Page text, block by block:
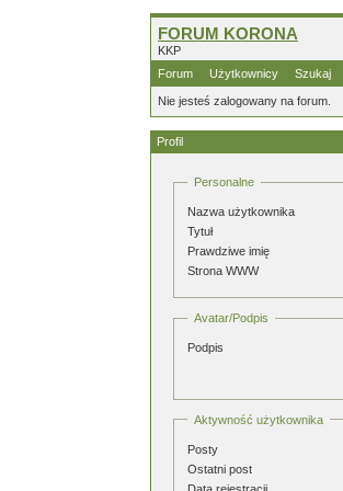
FORUM KORONA
KKP
Forum
Użytkownicy Szukaj
Nie jesteś zalogowany na forum.
Profil
Personalne
Nazwa użytkownika
Tytuł
Prawdziwe imię
Strona WWW
Avatar/Podpis
Podpis
Aktywność użytkownika
Posty
Ostatni post
Data rejestracji